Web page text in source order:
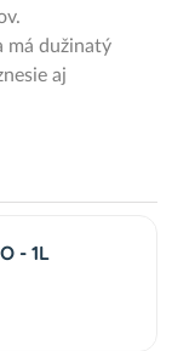
má dužinatý
aj
- 1L